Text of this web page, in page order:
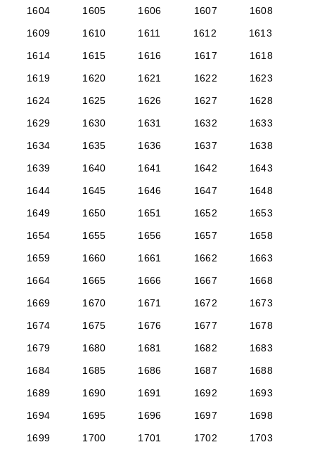
1604
1605 1606 1607
1608
1609
1610 1611 1612
1613
1614
1615 1616 1617
1618
1619
1620 1621 1622
1623
1624
1625 1626 1627
1628
1629
1630 1631 1632
1633
1634
1635 1636 1637
1638
1639
1640 1641 1642
1643
1644
1645 1646 1647
1648
1649
1650 1651 1652
1653
1654
1655 1656 1657
1658
1659
1660 1661 1662
1663
1664
1665 1666 1667
1668
1669
1670 1671 1672
1673
1674
1675 1676 1677
1678
1679
1680 1681 1682
1683
1684
1685 1686 1687
1688
1689
1690 1691 1692
1693
1694
1695 1696 1697
1698
1699
1700 1701 1702
1703